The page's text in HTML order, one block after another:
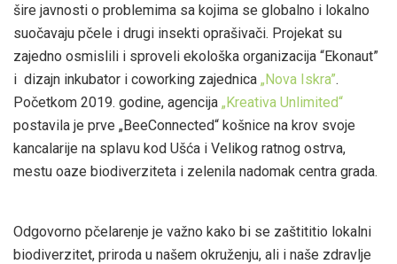
šire javnosti o problemima sa kojima se globalno i lokalno
suočavaju pčele i drugi insekti oprašivači. Projekat su
zajedno osmislili i sproveli ekološka organizacija “Ekonaut”
i dizajn inkubator i coworking zajednica „Nova Iskra”.
Početkom 2019. godine, agencija „Kreativa Unlimited“
postavila je prve „BeeConnected“ košnice na krov svoje
kancalarije na splavu kod Ušća i Velikog ratnog ostrva,
mestu oaze biodiverziteta i zelenila nadomak centra grada.
Odgovorno pčelarenje je važno kako bi se zaštititio lokalni
biodiverzitet, priroda u našem okruženju, ali i naše zdravlje